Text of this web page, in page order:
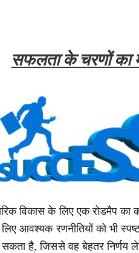
सफलता के चरणों का
विकास के लिए एक रोडमैप का
आवश्यक रणनीतियों को भी
है, जिससे वह बेहतर निर्णय